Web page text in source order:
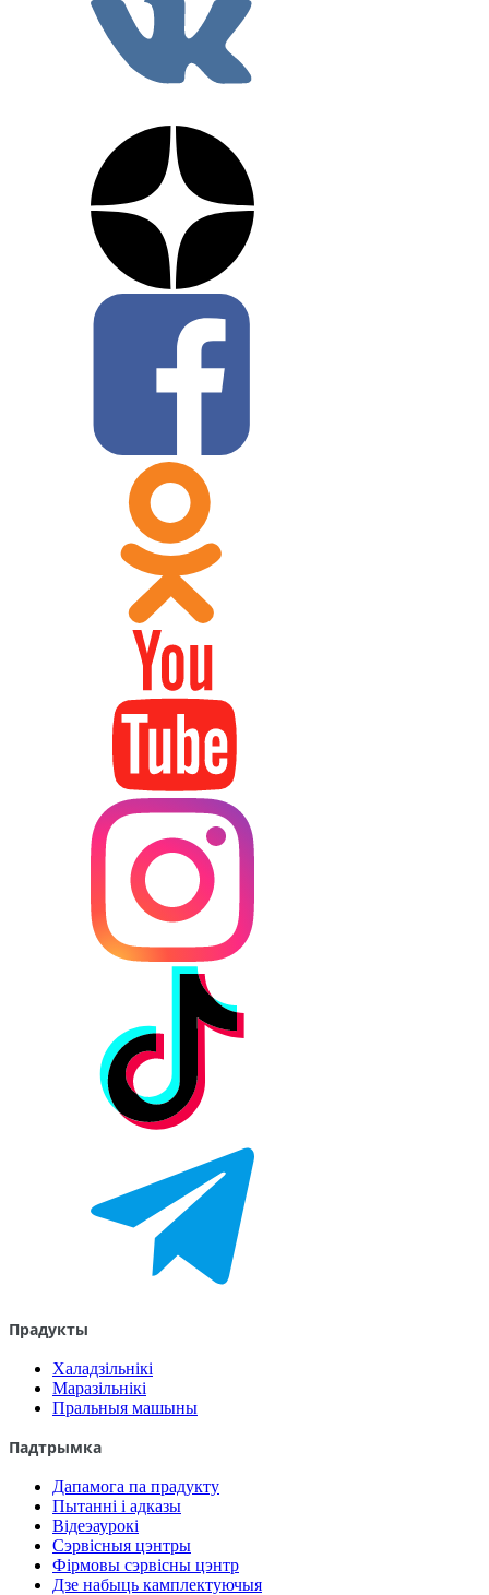
Прадукты
Халадзільнікі
Маразільнікі
Пральныя машыны
Падтрымка
Дапамога па прадукту
Пытанні і адказы
Відеэаурокі
Сэрвісныя цэнтры
Фірмовы сэрвісны цэнтр
Дзе набыць камплектуючыя